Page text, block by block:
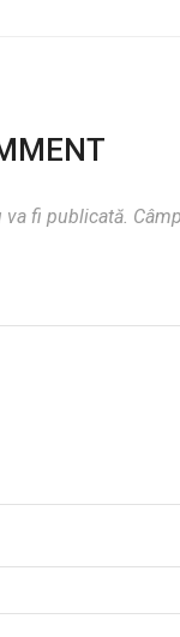
va fi publicată.